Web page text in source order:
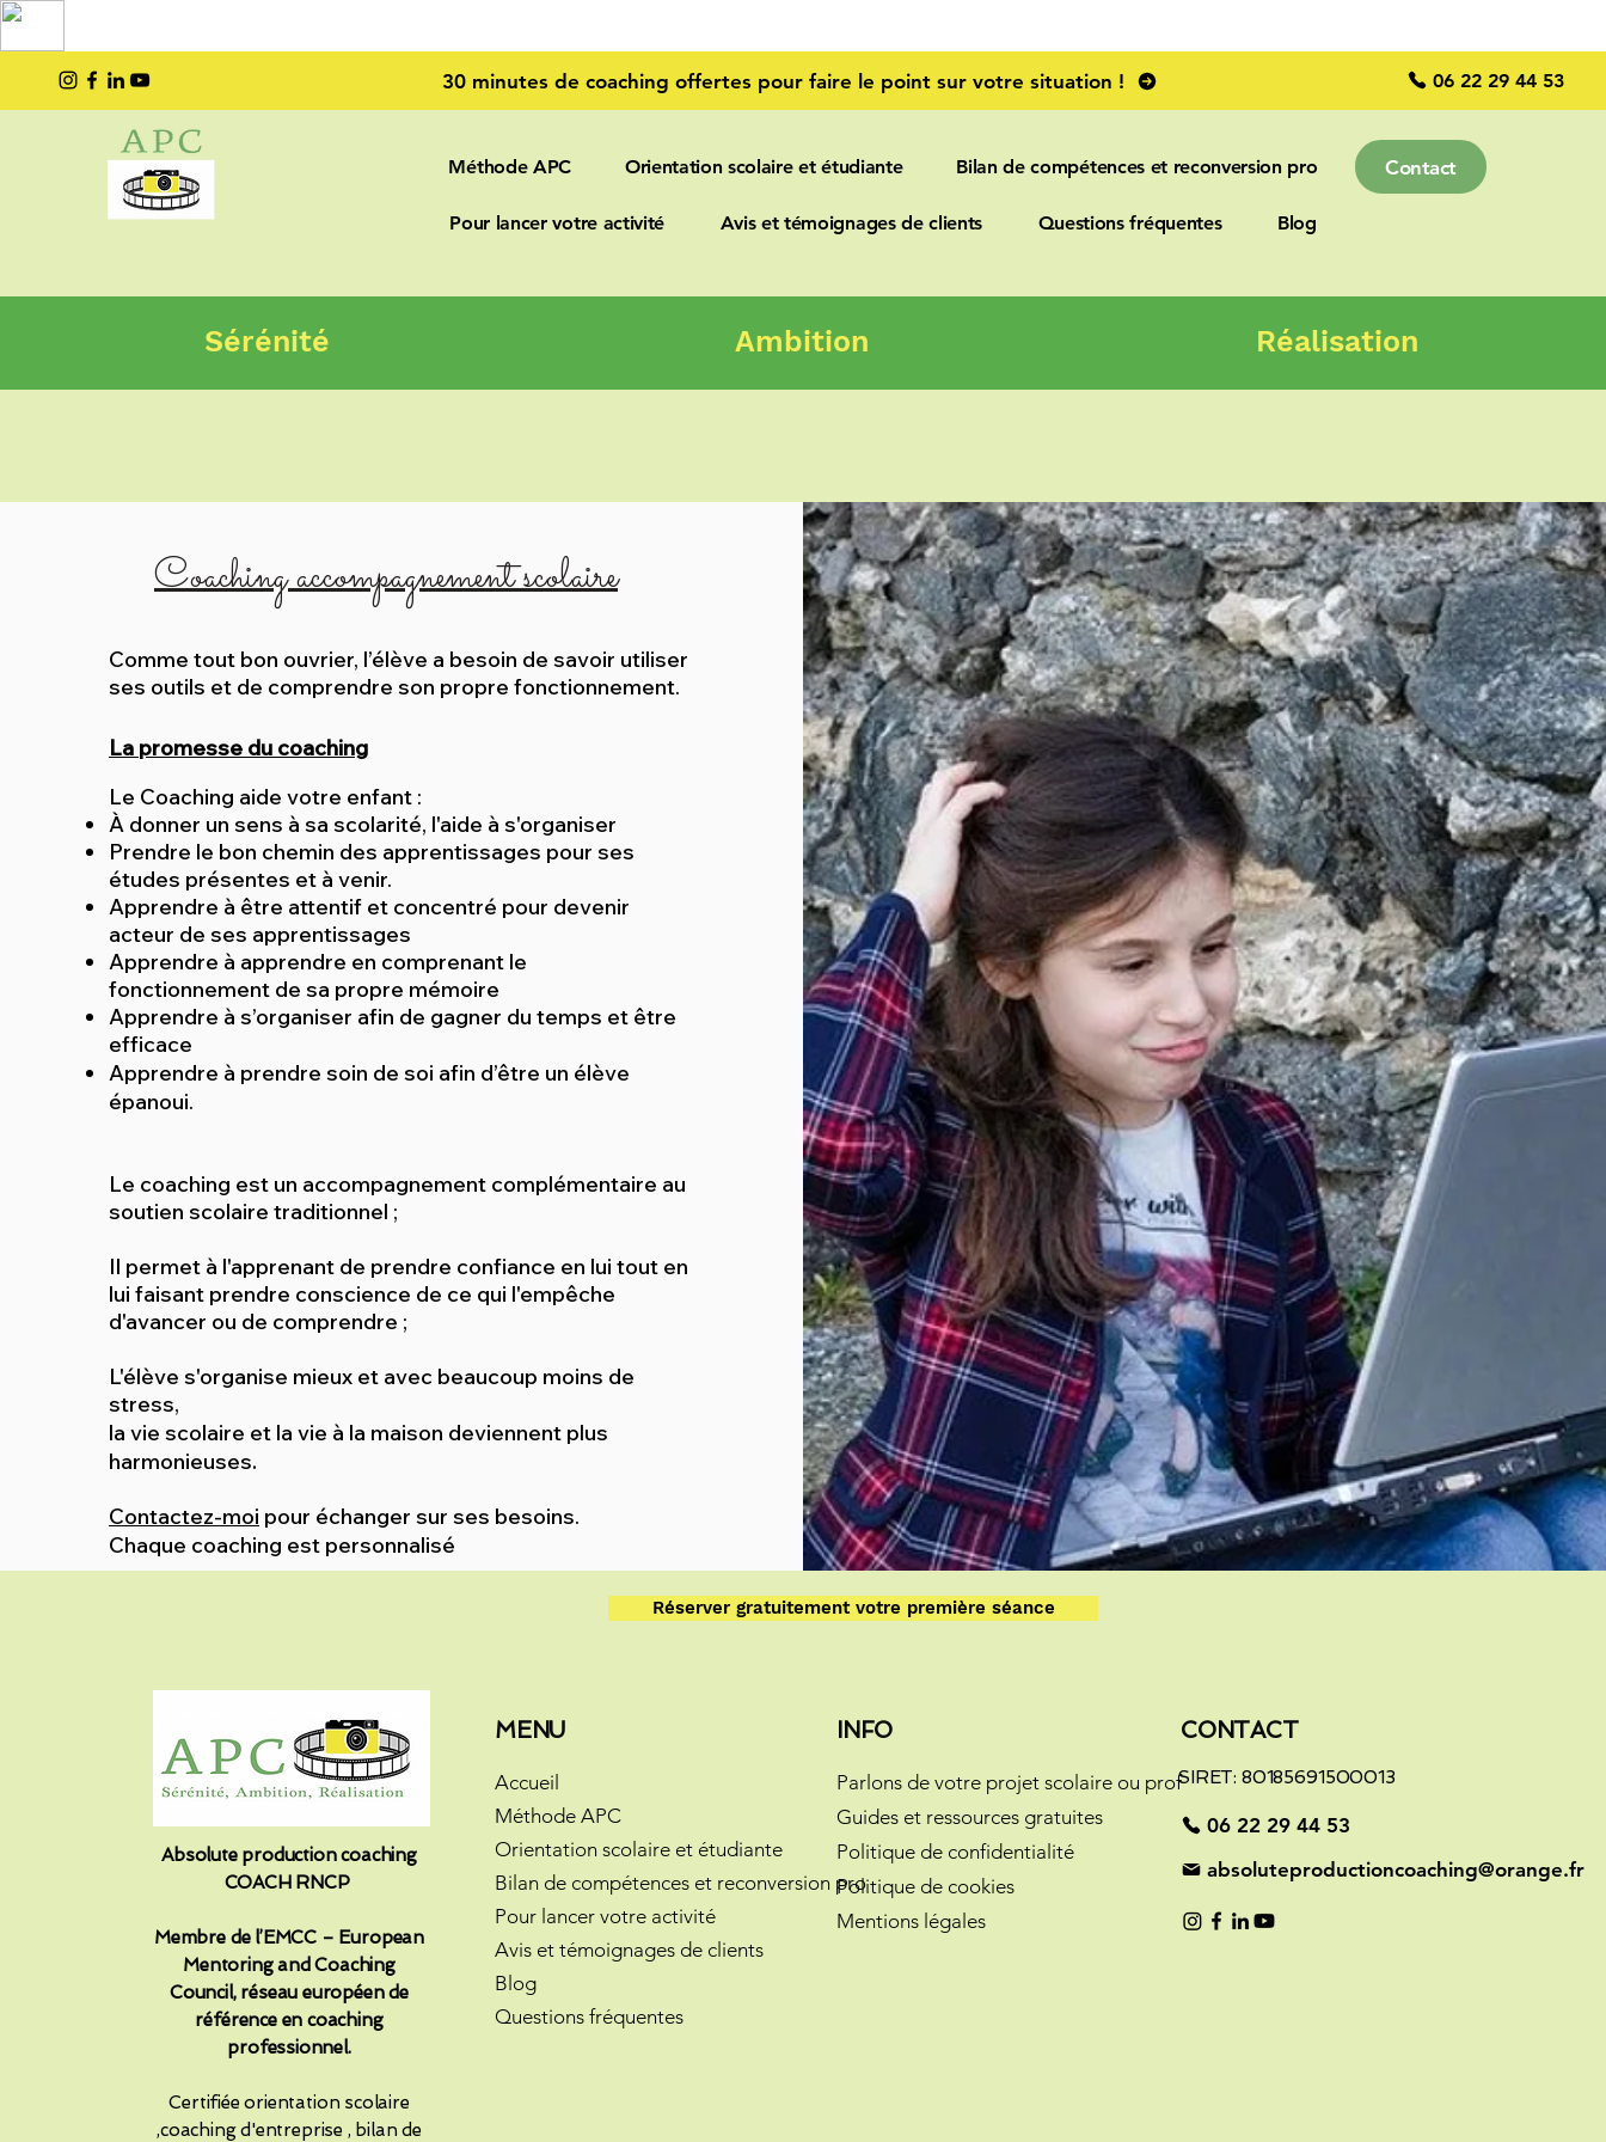
30 minutes de coaching offertes pour faire le point sur votre situation ! 06 22 29 44 53
Méthode APC Orientation scolaire et étudiante Bilan de compétences et reconversion pro
Pour lancer votre activité Avis et témoignages de clients Questions fréquentes Blog
Contact
Sérénité Ambition Réalisation
Coaching accompagnement scolaire
Comme tout bon ouvrier, l’élève a besoin de savoir utiliser
ses outils et de comprendre son propre fonctionnement.
Le Coaching aide votre enfant :
À donner un sens à sa scolarité, l'aide à s'organiser
Prendre le bon chemin des apprentissages pour ses
études présentes et à venir.
Apprendre à être attentif et concentré pour devenir
acteur de ses apprentissages
Apprendre à apprendre en comprenant le
fonctionnement de sa propre mémoire
Apprendre à s’organiser afin de gagner du temps et être
efficace
Apprendre à prendre soin de soi afin d’être un élève
épanoui.
Le coaching est un accompagnement complémentaire au
soutien scolaire traditionnel ;
Il permet à l'apprenant de prendre confiance en lui tout en
lui faisant prendre conscience de ce qui l'empêche
d'avancer ou de comprendre ;
L'élève s'organise mieux et avec beaucoup moins de
stress,
la vie scolaire et la vie à la maison deviennent plus
harmonieuses.
Contactez-moi pour échanger sur ses besoins.
Chaque coaching est personnalisé
La promesse du coaching
Réserver gratuitement votre première séance
Absolute production coaching
COACH RNCP
Membre de l’EMCC – European
Mentoring and Coaching
Council, réseau européen de
référence en coaching
professionnel.​
Certifiée orientation scolaire
,coaching d'entreprise , bilan de
MENU
Accueil
Méthode APC
Orientation scolaire et étudiante
Bilan de compétences et reconversion pro
Pour lancer votre activité
Avis et témoignages de clients
Blog
Questions fréquentes
INFO
Parlons de votre projet scolaire ou prof
Guides et ressources gratuites
Politique de confidentialité
Politique de cookies
Mentions légales
CONTACT
SIRET: 80185691500013
06 22 29 44 53
absoluteproductioncoaching@orange.fr